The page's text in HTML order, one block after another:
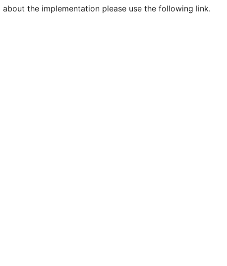
the implementation please use the following link.